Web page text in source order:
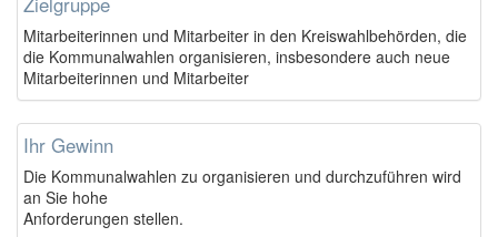
Mitarbeiterinnen und Mitarbeiter in den Kreiswahlbehörden, die
die Kommunalwahlen organisieren, insbesondere auch neue
Mitarbeiterinnen und Mitarbeiter
Ihr Gewinn
Die Kommunalwahlen zu organisieren und durchzuführen wird
an Sie hohe
Anforderungen stellen.